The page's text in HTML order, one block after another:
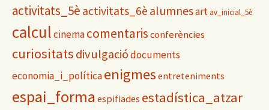
r
e
activitats_5è activitats_6è alumnesart av_inicial_5è
calculcinemacomentarisconferències
curiositatsdivulgaciódocuments
economia_i_políticaenigmes entreteniments
espai_forma espifiades estadística_atzar